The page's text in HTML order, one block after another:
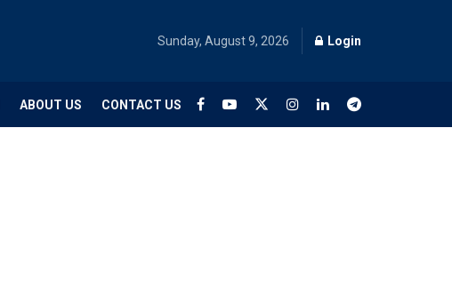
Sunday, August 9, 2026 Login
ABOUT US CONTACT US